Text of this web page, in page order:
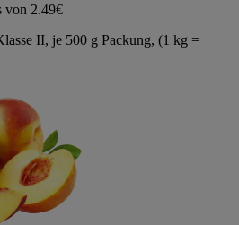
von 2.49€
II, je 500 g Packung, (1 kg =